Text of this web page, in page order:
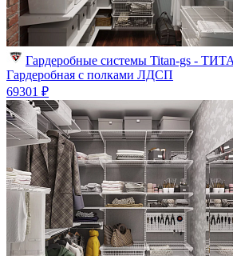
Гардеробные системы Titan-gs -
Гардеробная с полками ЛДСП
69301 ₽